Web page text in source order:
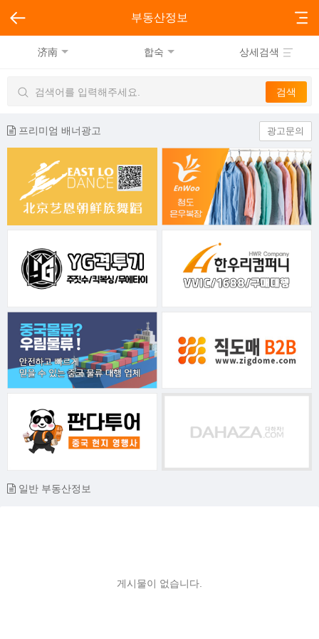
부동산정보
济南 합숙 상세검색
프리미엄 배너광고 광고문의
일반 부동산정보
게시물이 없습니다.